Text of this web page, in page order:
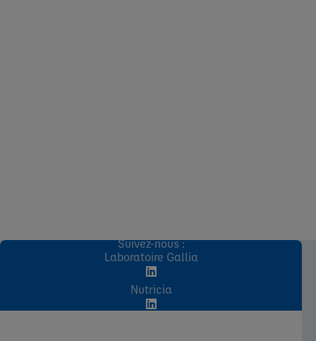
Suivez-nous :
Laboratoire Gallia
Nutricia